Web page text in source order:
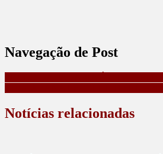
Navegação de Post
Notícias relacionadas